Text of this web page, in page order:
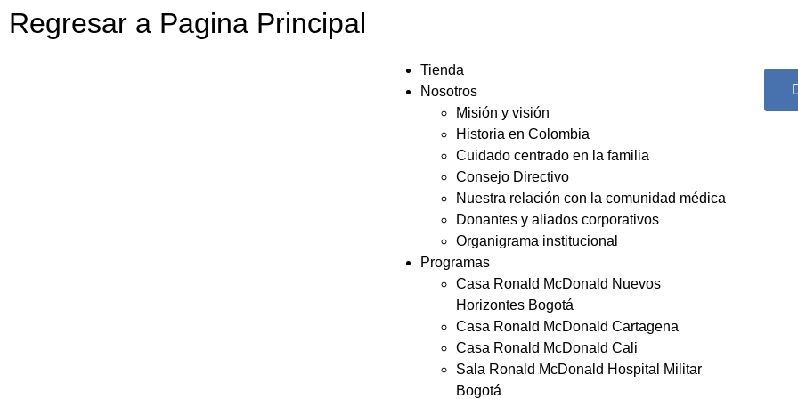
Regresar a Pagina Principal
Tienda
Nosotros
Misión y visión
Historia en Colombia
Cuidado centrado en la familia
Consejo Directivo
Nuestra relación con la comunidad médica
Donantes y aliados corporativos
Organigrama institucional
Programas
Casa Ronald McDonald Nuevos
Horizontes Bogotá
Casa Ronald McDonald Cartagena
Casa Ronald McDonald Cali
Sala Ronald McDonald Hospital Militar
Bogotá